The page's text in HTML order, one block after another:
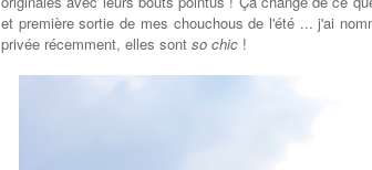
et première sortie de mes chouchous de l'été ... j'ai
privée récemment, elles sont so chic !